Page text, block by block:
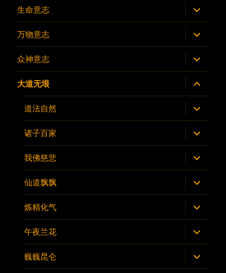
生命意志 展
开
子
菜
单
万物意志 展
开
子
菜
单
众神意志 展
开
子
菜
单
大道无垠 展
开
子
菜
单
道法自然 展
开
子
菜
单
诸子百家 展
开
子
菜
单
我佛慈悲 展
开
子
菜
单
仙道飘飘 展
开
子
菜
单
炼精化气 展
开
子
菜
单
午夜兰花 展
开
子
菜
单
巍巍昆仑 展
开
子